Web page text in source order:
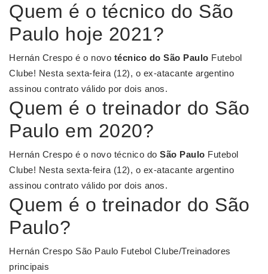
Quem é o técnico do São
Paulo hoje 2021?
Hernán Crespo é o novo técnico do São Paulo Futebol
Clube! Nesta sexta-feira (12), o ex-atacante argentino
assinou contrato válido por dois anos.
Quem é o treinador do São
Paulo em 2020?
Hernán Crespo é o novo técnico do São Paulo Futebol
Clube! Nesta sexta-feira (12), o ex-atacante argentino
assinou contrato válido por dois anos.
Quem é o treinador do São
Paulo?
Hernán Crespo São Paulo Futebol Clube/Treinadores
principais